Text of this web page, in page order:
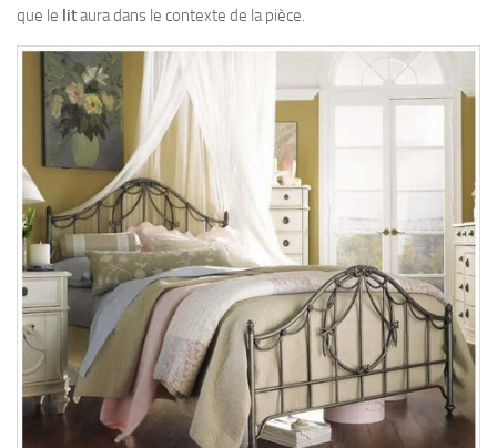
que le litaura dans le contexte de la pièce.